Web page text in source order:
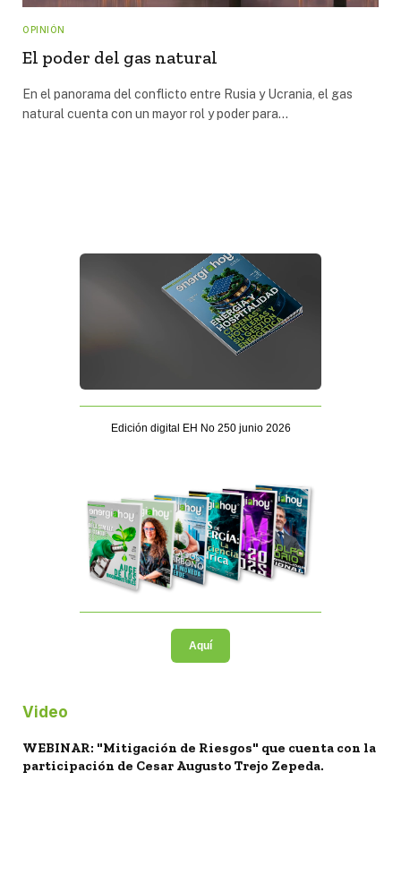
OPINIÓN
El poder del gas natural
En el panorama del conflicto entre Rusia y Ucrania, el gas
natural cuenta con un mayor rol y poder para…
Edición digital EH No 250 junio 2026
Aquí
Video
WEBINAR: "Mitigación de Riesgos" que cuenta con la
participación de Cesar Augusto Trejo Zepeda.